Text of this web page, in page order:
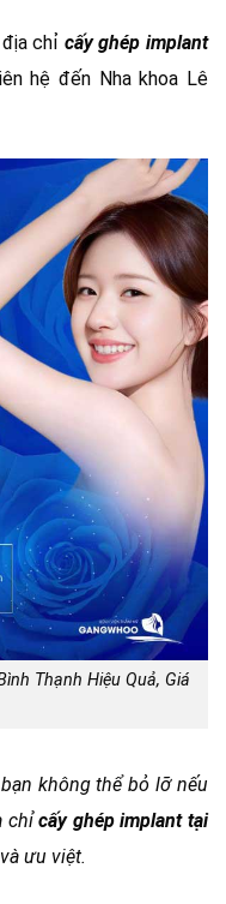
chỉ cấy ghép implant
hệ đến Nha khoa Lê
Thạnh Hiệu Quả, Giá
không thể bỏ lỡ nếu
chỉcấy ghép implant tại
ưu việt.